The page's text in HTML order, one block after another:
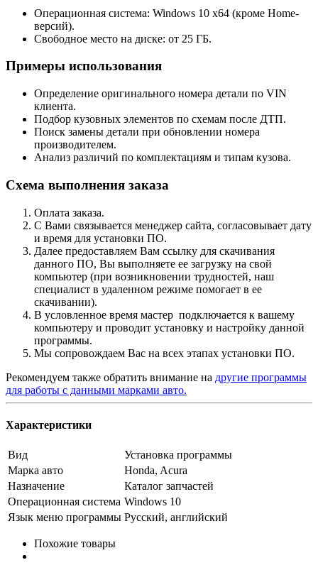
Операционная система: Windows 10 x64 (кроме Home-
версий).
Свободное место на диске: от 25 ГБ.
Примеры использования
Определение оригинального номера детали по VIN
клиента.
Подбор кузовных элементов по схемам после ДТП.
Поиск замены детали при обновлении номера
производителем.
Анализ различий по комплектациям и типам кузова.
Схема выполнения заказа
Оплата заказа.
С Вами связывается менеджер сайта, согласовывает дату
и время для установки ПО.
Далее предоставляем Вам ссылку для скачивания
данного ПО, Вы выполняете ее загрузку на свой
компьютер (при возникновении трудностей, наш
специалист в удаленном режиме помогает в ее
скачивании).
В условленное время мастер подключается к вашему
компьютеру и проводит установку и настройку данной
программы.
Мы сопровождаем Вас на всех этапах установки ПО.
Рекомендуем также обратить внимание на другие программы
для работы с данными марками авто.
Характеристики
Вид
Установка программы
Марка авто
Honda, Acura
Назначение
Каталог запчастей
Операционная система Windows 10
Язык меню программы Русский, английский
Похожие товары